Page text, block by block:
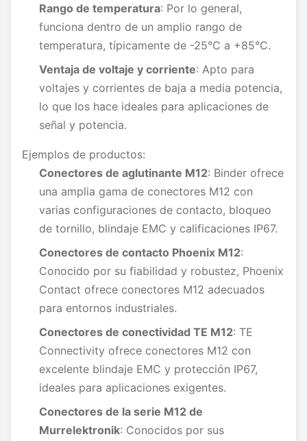
Rango de temperatura: Por lo general,
funciona dentro de un amplio rango de
temperatura, típicamente de -25°C a +85°C.
Ventaja de voltaje y corriente: Apto para
voltajes y corrientes de baja a media potencia,
lo que los hace ideales para aplicaciones de
señal y potencia.
Ejemplos de productos:
Conectores de aglutinante M12: Binder ofrece
una amplia gama de conectores M12 con
varias configuraciones de contacto, bloqueo
de tornillo, blindaje EMC y calificaciones IP67.
Conectores de contacto Phoenix M12:
Conocido por su fiabilidad y robustez, Phoenix
Contact ofrece conectores M12 adecuados
para entornos industriales.
Conectores de conectividad TE M12: TE
Connectivity ofrece conectores M12 con
excelente blindaje EMC y protección IP67,
ideales para aplicaciones exigentes.
Conectores de la serie M12 de
Murrelektronik: Conocidos por sus